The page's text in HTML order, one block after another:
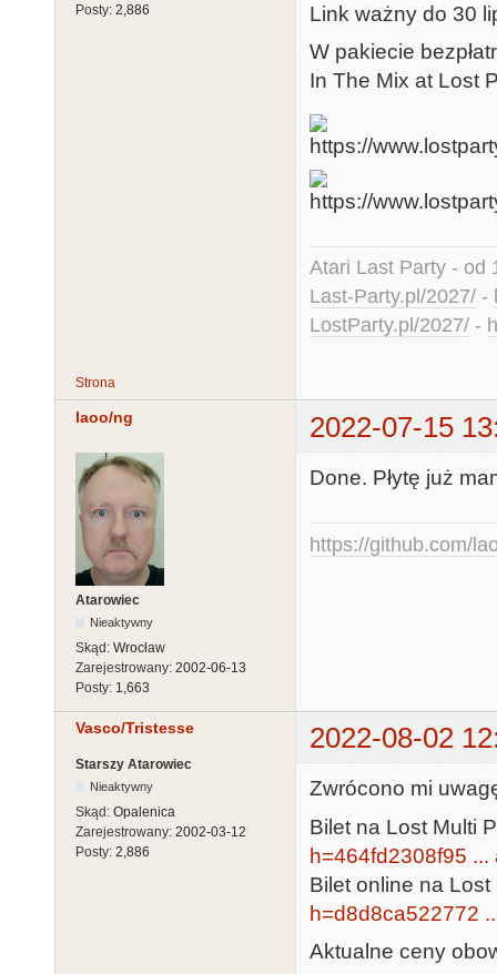
Posty: 2,886
Link ważny do 30
W pakiecie
In The Mix at Lost
Atari Last Party - od
Last-Party.pl/2027/ -
LostParty.pl/2027/ -
Strona
laoo/ng 2022-07-15
Atarowiec
Nieaktywny
Skąd: Wrocław
Zarejestrowany: 2002-06-13
Posty: 1,663
Done. Płytę już
https://github.com/
Vasco/Tristesse 2022-08-02
Starszy Atarowiec
Nieaktywny
Skąd: Opalenica
Zarejestrowany: 2002-03-12
Posty: 2,886
Zwrócono mi
Bilet na Lost Multi
h=464fd2308f95
Bilet online na
h=d8d8ca522772
Aktualne ceny